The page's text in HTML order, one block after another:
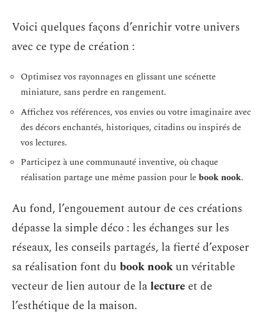
Voici quelques façons d’enrichir votre univers
avec ce type de création :
Optimisez vos rayonnages en glissant une scénette
miniature, sans perdre en rangement.
Affichez vos références, vos envies ou votre imaginaire avec
des décors enchantés, historiques, citadins ou inspirés de
vos lectures.
Participez à une communauté inventive, où chaque
réalisation partage une même passion pour lebook nook.
Au fond, l’engouement autour de ces créations
dépasse la simple déco : les échanges sur les
réseaux, les conseils partagés, la fierté d’exposer
sa réalisation font du book nookun véritable
vecteur de lien autour de lalecture et de
l’esthétique de la maison.